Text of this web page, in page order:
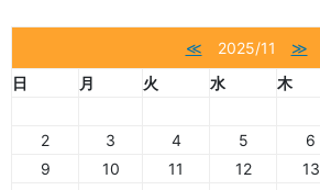
≪ 2025/11 ≫
日
月 火 水 木
2
3 4 5 6
9
10 11 12 13